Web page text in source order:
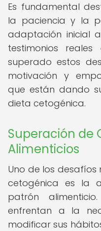
Es fundamental
la paciencia y la
adaptación inicial
testimonios
superado estos
motivación y
que están dando
dieta cetogénica.
Superación de
Alimenticios
Uno de los
cetogénica es la
patrón
enfrentan a la
modificar sus